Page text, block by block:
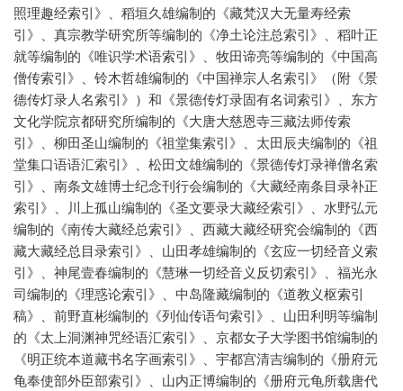
照理趣经索引》、稻垣久雄编制的《藏梵汉大无量寿经索
引》、真宗教学研究所等编制的《净土论注总索引》、稻叶正
就等编制的《唯识学术语索引》、牧田谛亮等编制的《中国高
僧传索引》、铃木哲雄编制的《中国禅宗人名索引》（附《景
德传灯录人名索引》）和《景德传灯录固有名词索引》、东方
文化学院京都研究所编制的《大唐大慈恩寺三藏法师传索
引》、柳田圣山编制的《祖堂集索引》、太田辰夫编制的《祖
堂集口语语汇索引》、松田文雄编制的《景德传灯录禅僧名索
引》、南条文雄博士纪念刊行会编制的《大藏经南条目录补正
索引》、川上孤山编制的《圣文要录大藏经索引》、水野弘元
编制的《南传大藏经总索引》、西藏大藏经研究会编制的《西
藏大藏经总目录索引》、山田孝雄编制的《玄应一切经音义索
引》、神尾壹春编制的《慧琳一切经音义反切索引》、福光永
司编制的《理惑论索引》、中岛隆藏编制的《道教义枢索引
稿》、前野直彬编制的《列仙传语句索引》、山田利明等编制
的《太上洞渊神咒经语汇索引》、京都女子大学图书馆编制的
《明正统本道藏书名字画索引》、宇都宫清吉编制的《册府元
龟奉使部外臣部索引》、山内正博编制的《册府元龟所载唐代